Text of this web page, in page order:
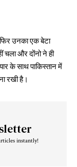
उनका एक बेटा
चला और दोंनो ने ही
के साथ पाकिस्तान में
रखी है।
instantly!